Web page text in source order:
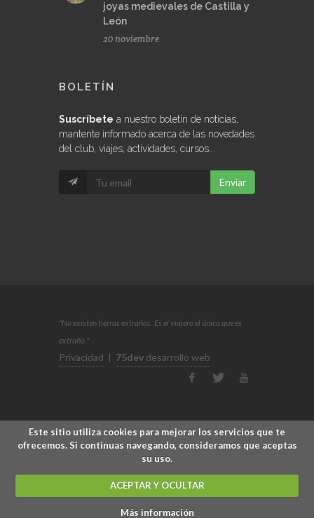
joyas medievales de Castilla y
León
20 noviembre
BOLETÍN
Suscríbete a nuestro boletín de noticias,
mantente informado acerca de las novedades
del club, viajes, actividades, cursos...
Enviar
"No existen tierras extrañas. Es el viajero el único que es
extraño."
Privacidad | 75dev desarrollo web
Este sitio utiliza cookies para mejorar los servicios que te
ofrecemos. Si continuas navegando, consideramos que aceptas
su uso.
ACEPTAR Y OCULTAR
Más información